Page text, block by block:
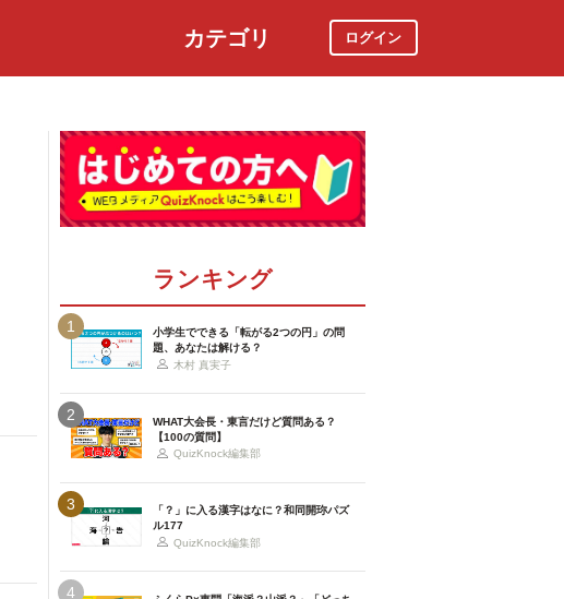
カテゴリ ログイン
ランキング
1
小学生でできる「転がる2つの円」の問
題、あなたは解ける？
木村 真実子
2
WHAT大会長・東言だけど質問ある？
【100の質問】
QuizKnock編集部
3
「？」に入る漢字はなに？和同開珎パズ
ル177
QuizKnock編集部
4